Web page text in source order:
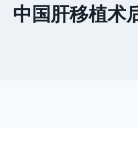
中国肝移植术